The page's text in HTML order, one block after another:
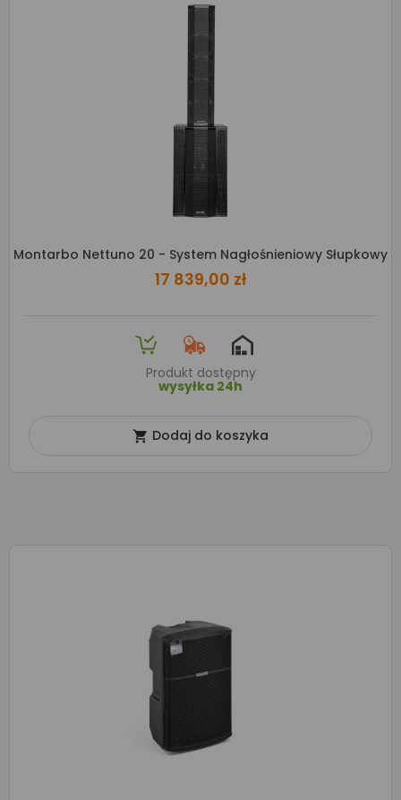
Montarbo Nettuno 20 - System Nagłośnieniowy Słupkowy
17 839,00 zł
Produkt dostępny
wysyłka 24h
 Dodaj do koszyka